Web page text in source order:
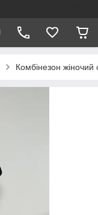
Комбінезон